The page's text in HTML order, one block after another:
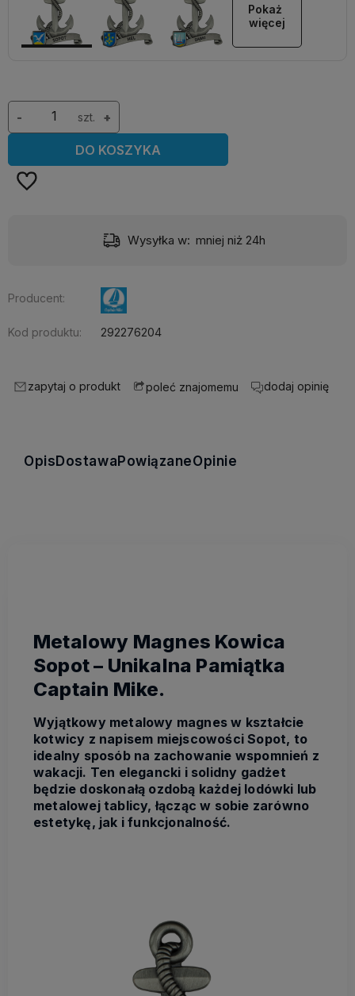
Pokaż
więcej
szt. +
-
DO KOSZYKA
Wysyłka w: mniej niż 24h
Producent:
Kod produktu: 292276204
zapytaj o produkt poleć znajomemu dodaj opinię
Opis Dostawa PowiązaneOpinie
Metalowy Magnes Kowica
Sopot – Unikalna Pamiątka
Captain Mike.
Wyjątkowy metalowy magnes w kształcie
kotwicy z napisem miejscowości Sopot, to
idealny sposób na zachowanie wspomnień z
wakacji. Ten elegancki i solidny gadżet
będzie doskonałą ozdobą każdej lodówki lub
metalowej tablicy, łącząc w sobie zarówno
estetykę, jak i funkcjonalność.